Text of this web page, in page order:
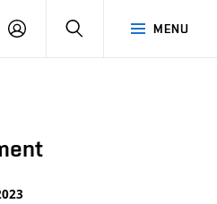
MENU
PŘIHLÁSIT